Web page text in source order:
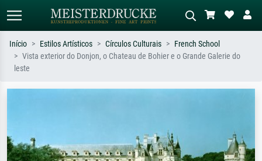
Início Estilos Artísticos Círculos Culturais
French School
Vista exterior do Donjon, o Chateau de Bohier e o Grande Galerie do
leste